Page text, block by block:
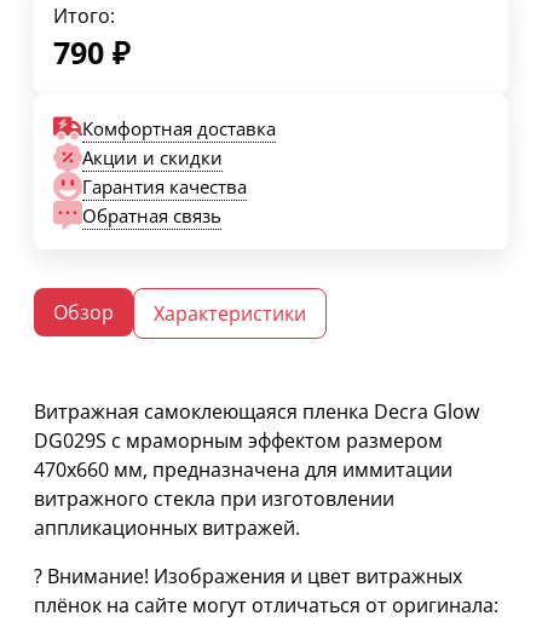
Итого:
790 ₽
Комфортная доставка
Акции и скидки
Гарантия качества
Обратная связь
Обзор Характеристики
Витражная самоклеющаяся пленка Decra Glow
DG029S с мраморным эффектом размером
470х660 мм, предназначена для иммитации
витражного стекла при изготовлении
аппликационных витражей.
? Внимание! Изображения и цвет витражных
плёнок на сайте могут отличаться от оригинала: